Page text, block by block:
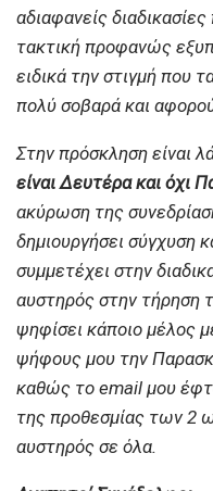
αδιαφανείς
τακτική προφανώς
ειδικά την στιγμή που
πολύ σοβαρά και
Στην πρόσκληση είναι
είναι Δευτέρα και όχι
ακύρωση της
δημιουργήσει σύγχυση
συμμετέχει στην
αυστηρός στην τήρηση
ψηφίσει κάποιο μέλος
ψήφους μου την
καθώς το email μου
της προθεσμίας των 2
αυστηρός σε όλα.